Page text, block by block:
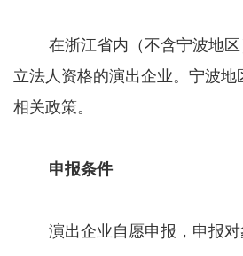
在浙江省内（不含宁波地区
立法人资格的演出企业。宁波地
相关政策。
申报条件
演出企业自愿申报，申报对